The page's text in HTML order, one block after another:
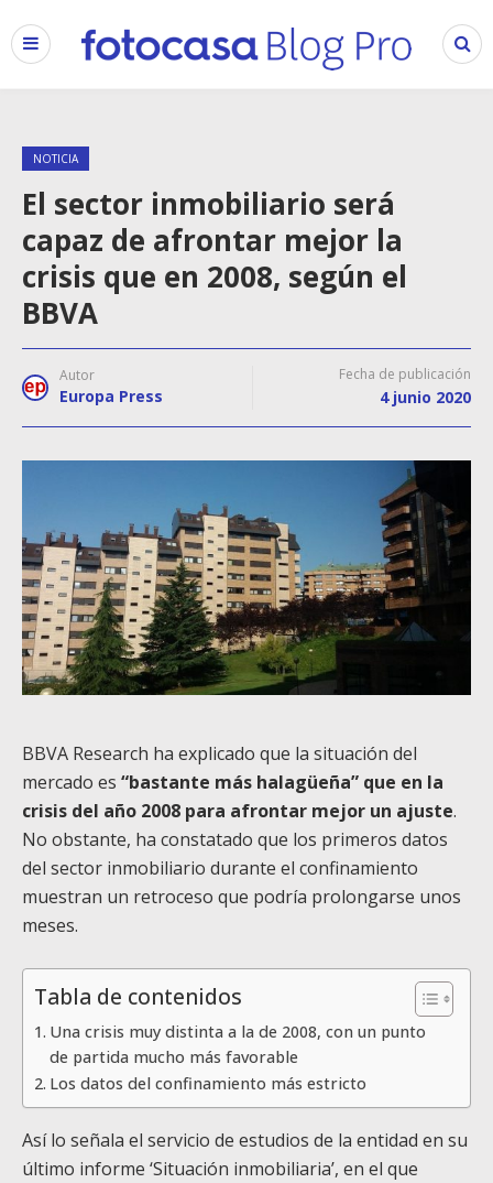
NOTICIA
El sector inmobiliario será
capaz de afrontar mejor la
crisis que en 2008, según el
BBVA
Autor
Europa Press
Fecha de publicación
4 junio 2020
BBVA Research ha explicado que la situación del
mercado es “bastante más halagüeña” que en la
crisis del año 2008 para afrontar mejor un ajuste.
No obstante, ha constatado que los primeros datos
del sector inmobiliario durante el confinamiento
muestran un retroceso que podría prolongarse unos
meses.
Tabla de contenidos
Una crisis muy distinta a la de 2008, con un punto
de partida mucho más favorable
Los datos del confinamiento más estricto
Así lo señala el servicio de estudios de la entidad en su
último informe ‘Situación inmobiliaria’, en el que